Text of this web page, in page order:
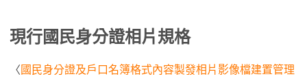
現行國民身分證相片規格
〈 國民身分證及戶口名簿格式內容製發相片影像檔建置管理